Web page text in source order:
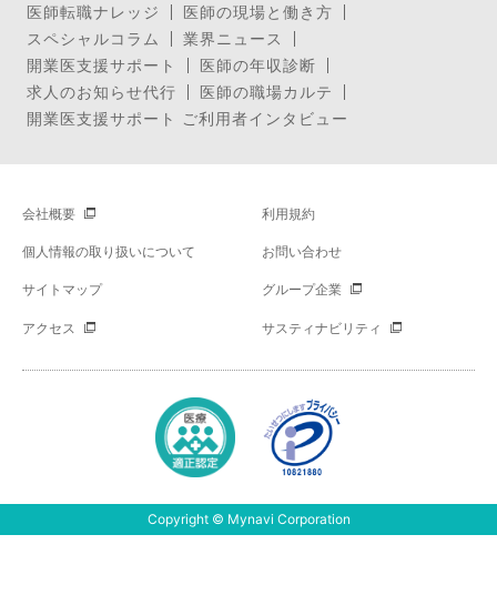
医師転職ナレッジ
医師の現場と働き方
スペシャルコラム
業界ニュース
開業医支援サポート
医師の年収診断
求人のお知らせ代行
医師の職場カルテ
開業医支援サポート ご利用者インタビュー
会社概要 利用規約
個人情報の取り扱いについて お問い合わせ
サイトマップ グループ企業
アクセス サスティナビリティ
Copyright © Mynavi Corporation